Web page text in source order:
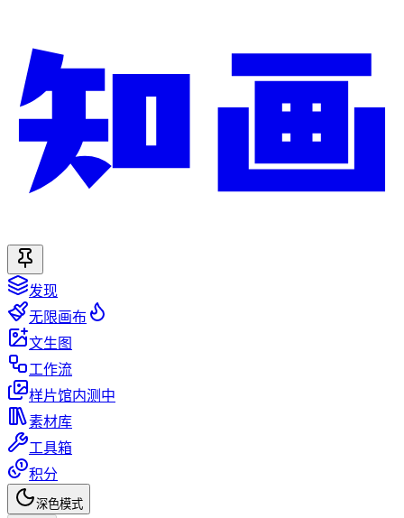
发现
无限画布
文生图
工作流
样片馆内测中
素材库
工具箱
积分
深色模式